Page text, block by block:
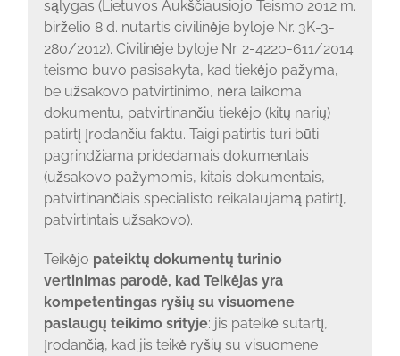
sąlygas (Lietuvos Aukščiausiojo Teismo 2012 m.
birželio 8 d. nutartis civilinėje byloje Nr. 3K-3-
280/2012). Civilinėje byloje Nr. 2-4220-611/2014
teismo buvo pasisakyta, kad tiekėjo pažyma,
be užsakovo patvirtinimo, nėra laikoma
dokumentu, patvirtinančiu tiekėjo (kitų narių)
patirtį įrodančiu faktu. Taigi patirtis turi būti
pagrindžiama pridedamais dokumentais
(užsakovo pažymomis, kitais dokumentais,
patvirtinančiais specialisto reikalaujamą patirtį,
patvirtintais užsakovo).
Teikėjo pateiktų dokumentų turinio
vertinimas parodė, kad Teikėjas yra
kompetentingas ryšių su visuomene
paslaugų teikimo srityje: jis pateikė sutartį,
įrodančią, kad jis teikė ryšių su visuomene